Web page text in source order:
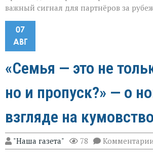
важный сигнал для партнёров за
07
АВГ
«Семья — это не
но и пропуск?» — о
взгляде на кумовство
"Наша газета" 78